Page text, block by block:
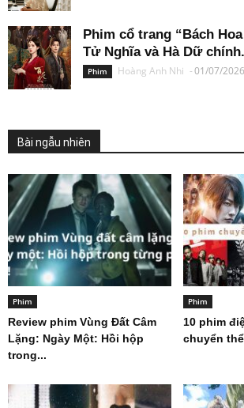
Phim cổ trang “Bách
Tử Nghĩa và Hà Dữ
Phim Hoàng Anh Nhi -01/07/2026
Bài ngẫu nhiên
Phim
Review phim Vùng Đất Câm
Lặng: Ngày Một: Hồi hộp
trong...
Phim
10 phim
chuyển